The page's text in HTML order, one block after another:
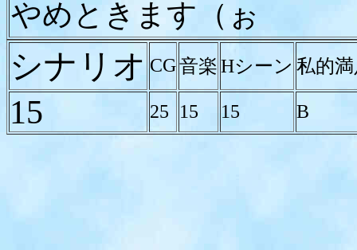
やめときます（ぉ
シナリオ CG音楽Hシーン 私的
15 25 15 15 B